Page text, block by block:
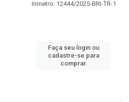
Inmetro: 12444/2025-BRI-TR-1
Faça seu login ou
cadastre-se para
comprar.